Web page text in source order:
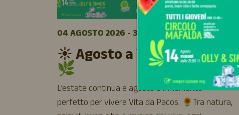
04 AGOSTO 2026 - 31 AGOSTO 2026
☀️ Agosto a Vita da Pacos
🌿
L’estate continua e agosto è il momento
perfetto per vivere Vita da Pacos. 🌻Tra natura,